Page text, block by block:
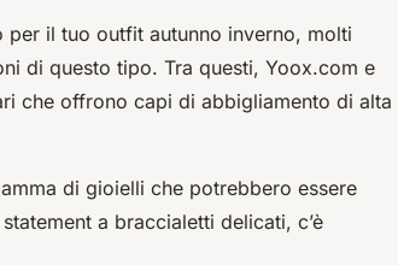
il tuo outfit autunno inverno, molti
di questo tipo. Tra questi, Yoox.com e
che offrono capi di abbigliamento di alta
di gioielli che potrebbero essere
a braccialetti delicati, c’è